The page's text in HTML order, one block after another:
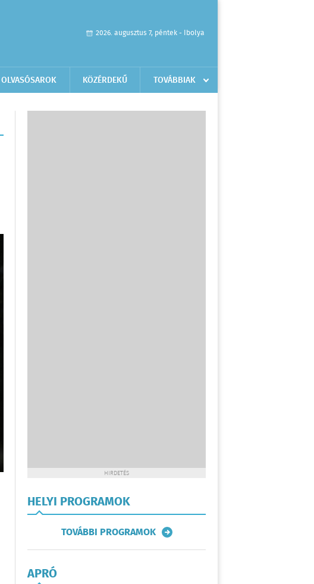
2026. augusztus 7, péntek - Ibolya
OLVASÓSAROK KÖZÉRDEKŰ TOVÁBBIAK
HIRDETÉS
HELYI PROGRAMOK
TOVÁBBI PROGRAMOK
APRÓ